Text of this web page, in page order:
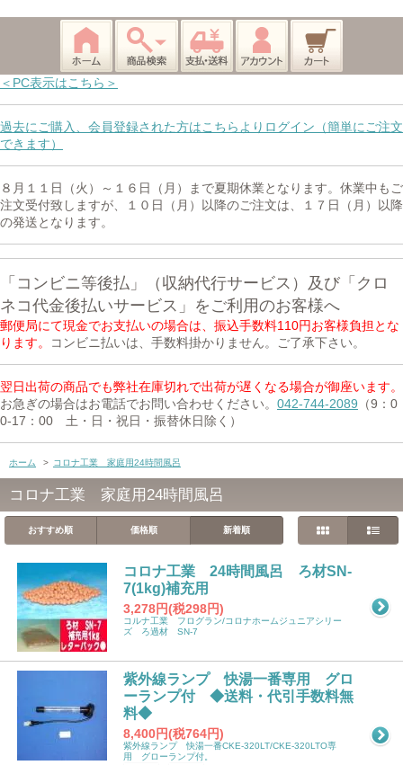
＜PC表示はこちら＞
過去にご購入、会員登録された方はこちらよりログイン（簡単にご注文
できます）
８月１１日（火）～１６日（月）まで夏期休業となります。休業中もご
注文受付致しますが、１０日（月）以降のご注文は、１７日（月）以降
の発送となります。
「コンビニ等後払」（収納代行サービス）及び「クロ
ネコ代金後払いサービス」をご利用のお客様へ
郵便局にて現金でお支払いの場合は、振込手数料110円お客様負担とな
ります。
コンビニ払いは、手数料掛かりません。ご了承下さい。
翌日出荷の商品でも弊社在庫切れで出荷が遅くなる場合が御座います。
お急ぎの場合はお電話でお問い合わせください。 042-744-2089 （9：0
0-17：00 土・日・祝日・振替休日除く）
ホーム > コロナ工業 家庭用24時間風呂
コロナ工業 家庭用24時間風呂
おすすめ順 価格順 新着順
コロナ工業 24時間風呂 ろ材SN-
7(1kg)補充用
3,278円(税298円)
コルナ工業 フログラン/コロナホームジュニアシリー
ズ ろ過材 SN-7
紫外線ランプ 快湯一番専用 グロ
ーランプ付 ◆送料・代引手数料無
料◆
8,400円(税764円)
紫外線ランプ 快湯一番CKE-320LT/CKE-320LTO専
用 グローランプ付。